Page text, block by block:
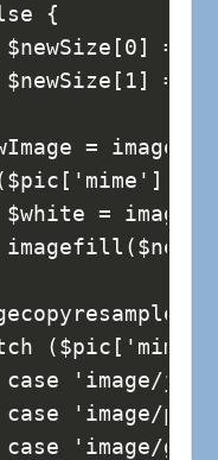
{
=
=
=
=
'image/
'image/
'image/